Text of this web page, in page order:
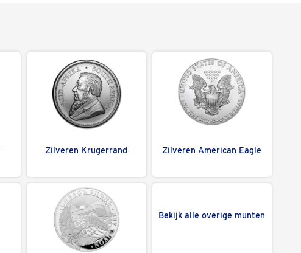
Zilveren Krugerrand Zilveren American Eagle
Bekijk alle overige munten